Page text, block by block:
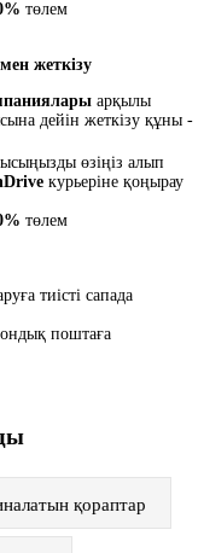
төлем
жеткізу
арқылы
дейін жеткізу құны -
өзіңіз алып
курьеріне қоңырау
төлем
тиісті сапада
поштаға
қораптар